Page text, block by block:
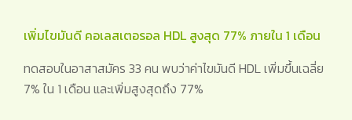
เพิ่มไขมันดี คอเลสเตอรอล HDL สูงสุด 77% ภายใน 1 เดือน
ทดสอบในอาสาสมัคร 33 คน พบว่าค่าไขมันดี HDL เพิ่มขึ้นเฉลี่ย
7% ใน 1 เดือน และเพิ่มสูงสุดถึง 77%